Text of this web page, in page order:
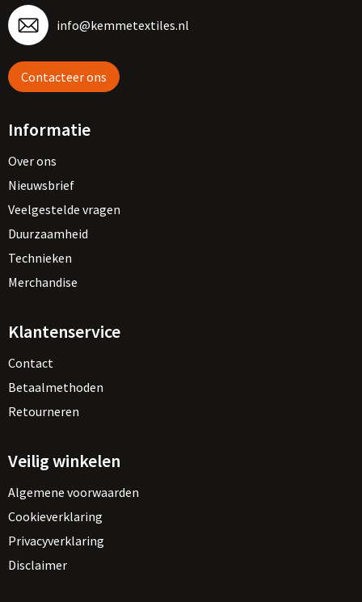
info@kemmetextiles.nl
Contacteer ons
Informatie
Over ons
Nieuwsbrief
Veelgestelde vragen
Duurzaamheid
Technieken
Merchandise
Klantenservice
Contact
Betaalmethoden
Retourneren
Veilig winkelen
Algemene voorwaarden
Cookieverklaring
Privacyverklaring
Disclaimer